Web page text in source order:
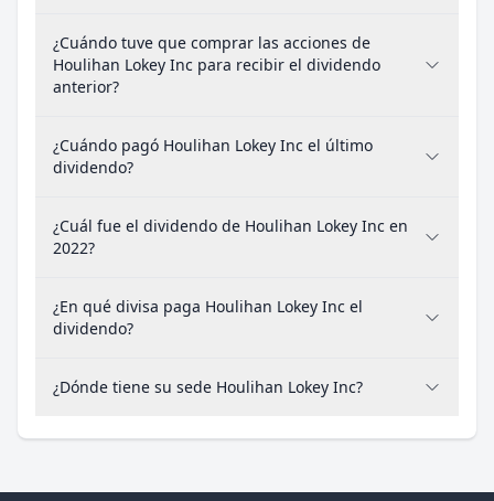
¿Cuándo tuve que comprar las acciones de
Houlihan Lokey Inc para recibir el dividendo
anterior?
¿Cuándo pagó Houlihan Lokey Inc el último
dividendo?
¿Cuál fue el dividendo de Houlihan Lokey Inc en
2022?
¿En qué divisa paga Houlihan Lokey Inc el
dividendo?
¿Dónde tiene su sede Houlihan Lokey Inc?